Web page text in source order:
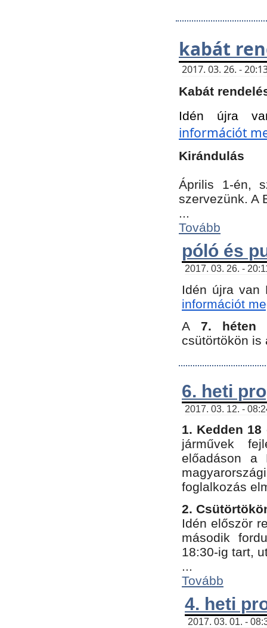
kabát
2017. 03. 26. -
Kabát
Idén újra
információt
Kirándulás
Április 1-én,
szervezünk. A
...
Tovább
póló és
2017. 03. 26. -
Idén újra van
információt
A 7. héten
csütörtökön is
6. heti
2017. 03. 12. -
1. Kedden 18
járművek
előadáson a
foglalkozás
2.
Idén először
második
18:30-ig tart,
...
Tovább
4. heti
2017. 03. 01. -